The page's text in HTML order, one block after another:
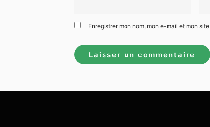
Enregistrer mon nom, mon e-mail et mon